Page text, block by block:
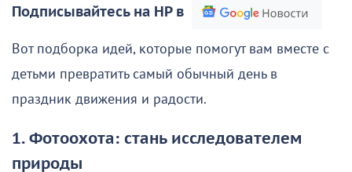
Подписывайтесь на НР в
Вот подборка идей, которые помогут вам вместе с
детьми превратить самый обычный день в
праздник движения и радости.
1. Фотоохота: стань исследователем
природы